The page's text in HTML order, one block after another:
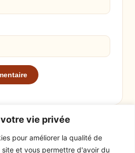
vie privée
pour améliorer la qualité de
et vous permettre d'avoir du